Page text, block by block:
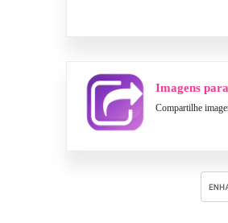
Imagens
Compartilhe